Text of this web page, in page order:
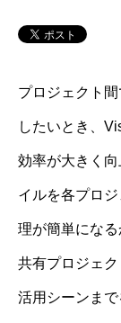
プロジェクト
したいとき、
効率が大きく
イルを各プロ
理が簡単にな
共有プロジェ
活用シーンま